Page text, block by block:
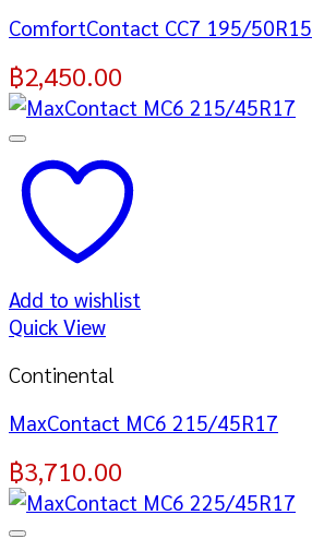
ComfortContact CC7 195/50R15
฿2,450.00
Add to wishlist
Quick View
Continental
MaxContact MC6 215/45R17
฿3,710.00